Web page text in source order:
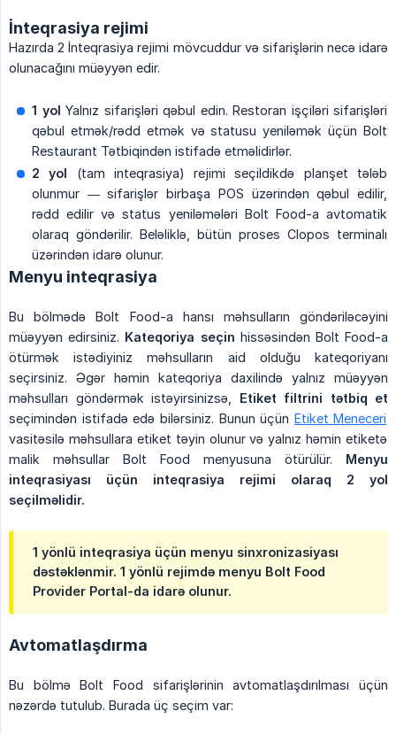
İnteqrasiya rejimi
Hazırda 2 İnteqrasiya rejimi mövcuddur və sifarişlərin necə idarə
olunacağını müəyyən edir.
1 yol Yalnız sifarişləri qəbul edin. Restoran işçiləri sifarişləri
qəbul etmək/rədd etmək və statusu yeniləmək üçün Bolt
Restaurant Tətbiqindən istifadə etməlidirlər.
2 yol (tam inteqrasiya) rejimi seçildikdə planşet tələb
olunmur — sifarişlər birbaşa POS üzərindən qəbul edilir,
rədd edilir və status yeniləmələri Bolt Food-a avtomatik
olaraq göndərilir. Beləliklə, bütün proses Clopos terminalı
üzərindən idarə olunur.
Menyu inteqrasiya
Bu bölmədə Bolt Food-a hansı məhsulların göndəriləcəyini
müəyyən edirsiniz. Kateqoriya seçin hissəsindən Bolt Food-a
ötürmək istədiyiniz məhsulların aid olduğu kateqoriyanı
seçirsiniz. Əgər həmin kateqoriya daxilində yalnız müəyyən
məhsulları göndərmək istəyirsinizsə, Etiket filtrini tətbiq et
seçimindən istifadə edə bilərsiniz. Bunun üçün Etiket Meneceri
vasitəsilə məhsullara etiket təyin olunur və yalnız həmin etiketə
malik məhsullar Bolt Food menyusuna ötürülür. Menyu
inteqrasiyası üçün inteqrasiya rejimi olaraq 2 yol
seçilməlidir.
1 yönlü inteqrasiya üçün menyu sinxronizasiyası
dəstəklənmir. 1 yönlü rejimdə menyu Bolt Food
Provider Portal-da idarə olunur.
Avtomatlaşdırma
Bu bölmə Bolt Food sifarişlərinin avtomatlaşdırılması üçün
nəzərdə tutulub. Burada üç seçim var: